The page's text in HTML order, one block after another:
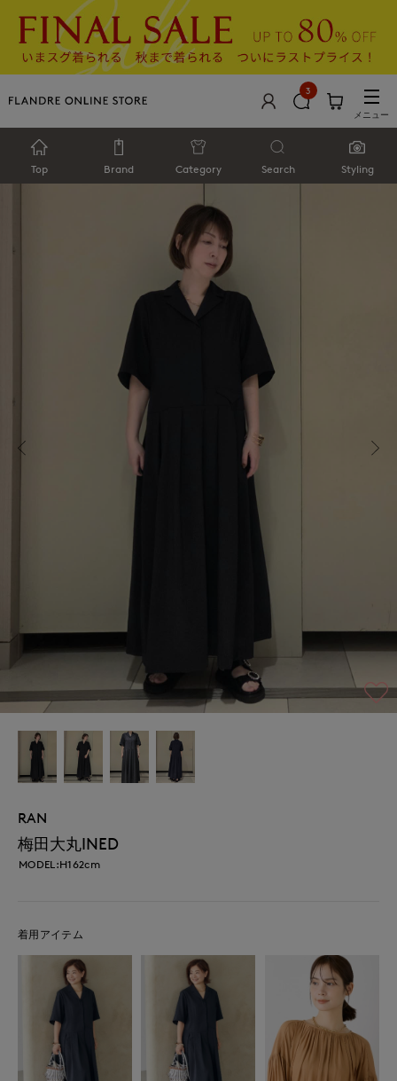
3
メニュー
Top Brand Category Search Styling
RAN
梅田大丸INED
MODEL:H162cm
着用アイテム